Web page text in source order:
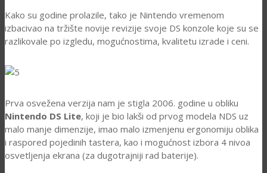
Kako su godine prolazile, tako je Nintendo vremenom
izbacivao na tržište novije revizije svoje DS konzole koje su se
razlikovale po izgledu, mogućnostima, kvalitetu izrade i ceni.
Prva osvežena verzija nam je stigla 2006. godine u obliku
Nintendo DS Lite, koji je bio lakši od prvog modela NDS uz
malo manje dimenzije, imao malo izmenjenu ergonomiju oblika
i raspored pojedinih tastera, kao i mogućnost izbora 4 nivoa
osvetljenja ekrana (za dugotrajniji rad baterije).